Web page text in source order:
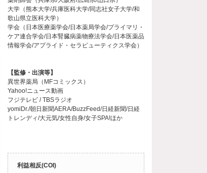
大学（熊本大学/兵庫医科大学/同志社女子大学/和
歌山県立医科大学）
学会（日本医療薬学会/日本薬局学会/プライマリ・
ケア連合学会/日本腎臓病薬物療法学会/日本医薬品
情報学会/アプライド・セラピューティクス学会）
【監修・出演等】
異世界薬局（MFコミックス）
Yahoo!ニュース動画
フジテレビ / TBSラジオ
yomiDr./朝日新聞AERA/BuzzFeed/日経新聞/日経
トレンディ/大元気/女性自身/女子SPA!ほか
利益相反(COI)